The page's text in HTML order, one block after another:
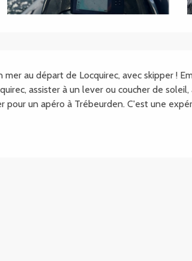
au départ de Locquirec, avec skipper !
assister à un lever ou coucher de
pour un apéro à Trébeurden. C'est une